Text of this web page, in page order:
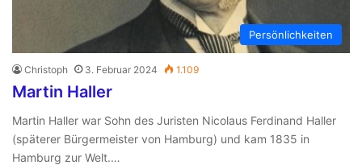
Persönlichkeiten
Christoph 3. Februar 2024 1.109
Martin Haller
Martin Haller war Sohn des Juristen Nicolaus Ferdinand Haller
(späterer Bürgermeister von Hamburg) und kam 1835 in
Hamburg zur Welt.…